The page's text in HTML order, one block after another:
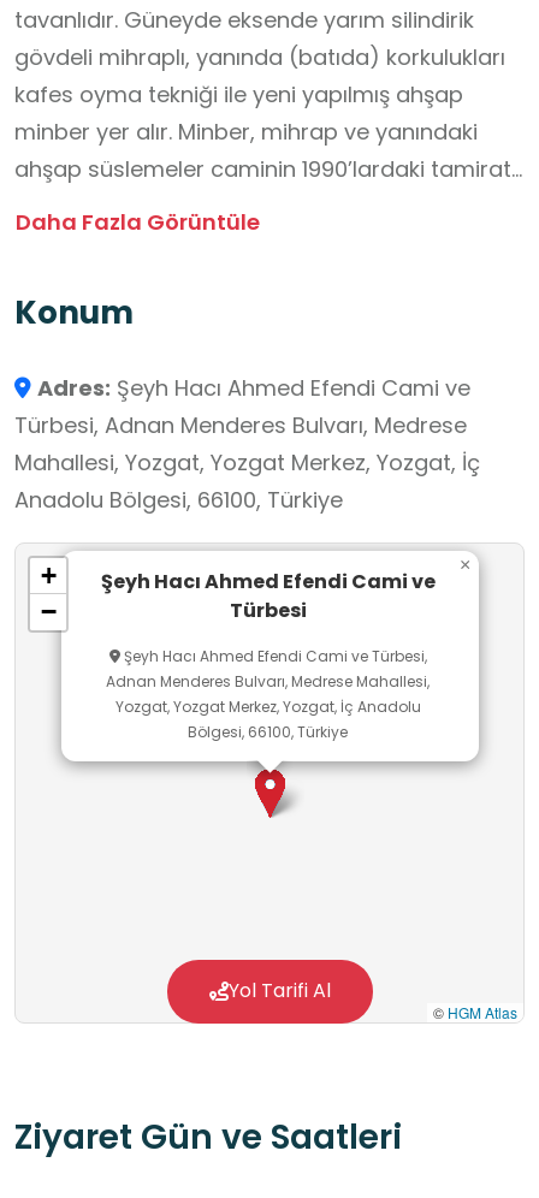
tavanlıdır. Güneyde eksende yarım silindirik
gövdeli mihraplı, yanında (batıda) korkulukları
kafes oyma tekniği ile yeni yapılmış ahşap
minber yer alır. Minber, mihrap ve yanındaki
ahşap süslemeler caminin 1990’lardaki tamiratı
sırasında yapılmıştır. Harimin kuzeyinde önü
tane halvet hücresi yer alır. Öğrenme ortamı
mekanları öğrenmesi açısından önemlidir.
Daha Fazla Görüntüle
Konum
Adres: Şeyh Hacı Ahmed Efendi Cami ve
Türbesi, Adnan Menderes Bulvarı, Medrese
Mahallesi, Yozgat, Yozgat Merkez, Yozgat, İç
Anadolu Bölgesi, 66100, Türkiye
Şeyh Hacı Ahmed Efendi Cami ve
Türbesi
Şeyh Hacı Ahmed Efendi Cami ve Türbesi,
Adnan Menderes Bulvarı, Medrese Mahallesi,
Yozgat, Yozgat Merkez, Yozgat, İç Anadolu
Bölgesi, 66100, Türkiye
×
+
−
© HGM Atlas
Yol Tarifi Al
Ziyaret Gün ve Saatleri